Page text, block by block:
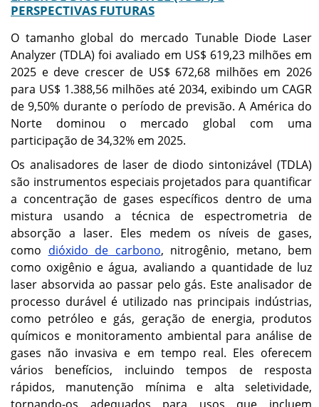
PERSPECTIVAS FUTURAS
O tamanho global do mercado Tunable Diode Laser
Analyzer (TDLA) foi avaliado em US$ 619,23 milhões em
2025 e deve crescer de US$ 672,68 milhões em 2026
para US$ 1.388,56 milhões até 2034, exibindo um CAGR
de 9,50% durante o período de previsão. A América do
Norte dominou o mercado global com uma
participação de 34,32% em 2025.
Os analisadores de laser de diodo sintonizável (TDLA)
são instrumentos especiais projetados para quantificar
a concentração de gases específicos dentro de uma
mistura usando a técnica de espectrometria de
absorção a laser. Eles medem os níveis de gases,
como dióxido de carbono, nitrogênio, metano, bem
como oxigênio e água, avaliando a quantidade de luz
laser absorvida ao passar pelo gás. Este analisador de
processo durável é utilizado nas principais indústrias,
como petróleo e gás, geração de energia, produtos
químicos e monitoramento ambiental para análise de
gases não invasiva e em tempo real. Eles oferecem
vários benefícios, incluindo tempos de resposta
rápidos, manutenção mínima e alta seletividade,